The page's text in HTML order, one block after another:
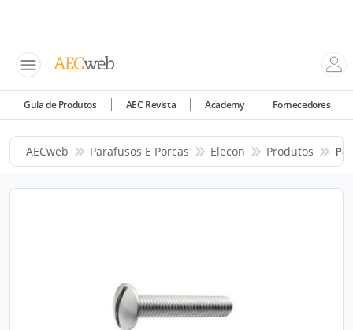
Guia de Produtos AEC Revista Academy Fornecedores
AECweb Parafusos E Porcas Elecon Produtos